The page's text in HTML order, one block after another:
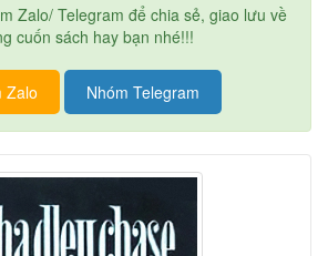
Zalo/ Telegram để chia sẻ, giao lưu về
cuốn sách hay bạn nhé!!!
Zalo Nhóm Telegram